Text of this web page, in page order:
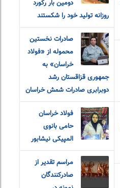
دومین بار رکورد
روزانه تولید خود را شکستند
صادرات نخستین
محموله از «فولاد
خراسان» به
جمهوری قزاقستان رشد
دوبرابری صادرات شمش خراسان
فولاد خراسان
حامی بانوی
المپیکی نیشابور
مراسم تقدیر از
صادرکنندگان